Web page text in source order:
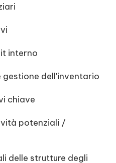
interno
gestione dell'inventario
chiave
potenziali /
delle strutture degli